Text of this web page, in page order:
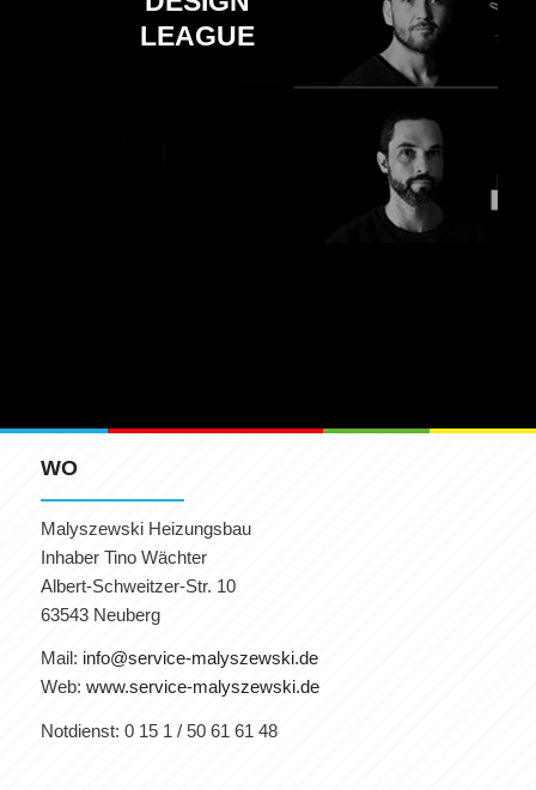
LEAGUE
WO
Malyszewski Heizungsbau
Inhaber Tino Wächter
Albert-Schweitzer-Str. 10
63543 Neuberg
Mail: info@service-malyszewski.de
Web: www.service-malyszewski.de
Notdienst: 0 15 1 / 50 61 61 48